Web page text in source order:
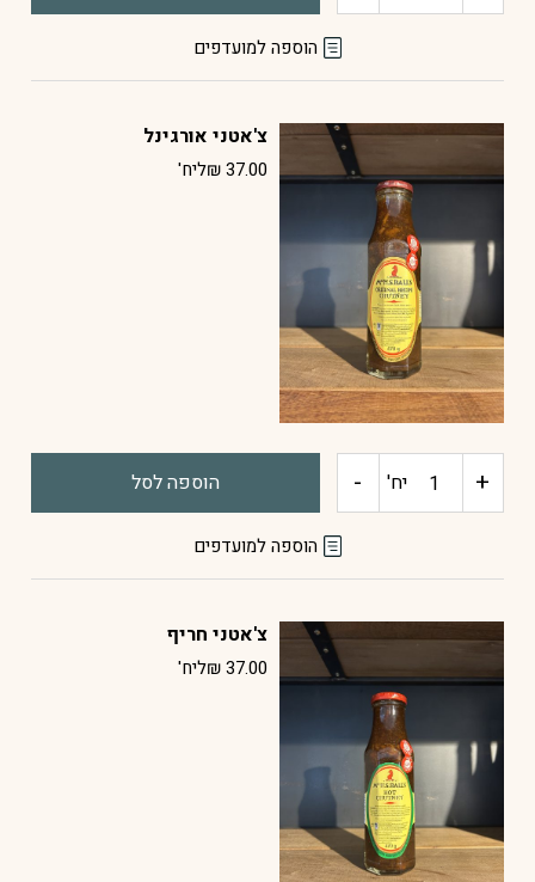
הוספה למועדפים
צ'אטני אורגינל
₪37.00 ליח'
+ כמות יח' - הוספה לסל
הוספה למועדפים
צ'אטני חריף
₪37.00 ליח'